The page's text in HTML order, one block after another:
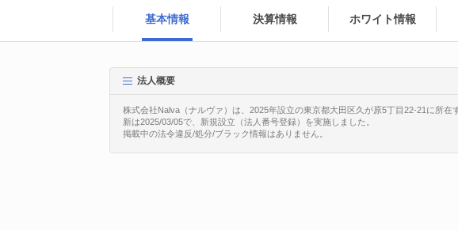
基本情報 決算情報 ホワイト情報
法人概要
株式会社Nalva（ナルヴァ）は、2025年設立の東京都大田区久が原5丁目22-21に所
新は2025/03/05で、新規設立（法人番号登録）を実施しました。
掲載中の法令違反/処分/ブラック情報はありません。